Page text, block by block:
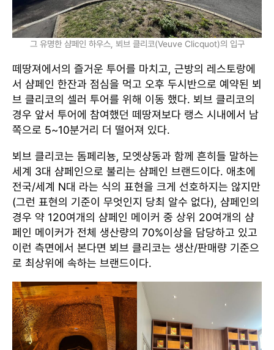
그 유명한 샴페인 하우스, 뵈브 클리코(Veuve Clicquot)의 입구
떼땅져에서의 즐거운 투어를 마치고, 근방의 레스토랑에
서 샴페인 한잔과 점심을 먹고 오후 두시반으로 예약된 뵈
브 클리코의 셀러 투어를 위해 이동 했다. 뵈브 클리코의
경우 앞서 투어에 참여했던 떼땅져보다 랭스 시내에서 남
쪽으로 5~10분거리 더 떨어져 있다.
뵈브 클리코는 돔페리뇽, 모엣샹동과 함께 흔히들 말하는
세계 3대 샴페인으로 불리는 샴페인 브랜드이다. 애초에
전국/세계 N대 라는 식의 표현을 크게 선호하지는 않지만
(그런 표현의 기준이 무엇인지 당최 알수 없다), 샴페인의
경우 약 120여개의 샴페인 메이커 중 상위 20여개의 샴
페인 메이커가 전체 생산량의 70%이상을 담당하고 있고
이런 측면에서 본다면 뵈브 클리코는 생산/판매량 기준으
로 최상위에 속하는 브랜드이다.